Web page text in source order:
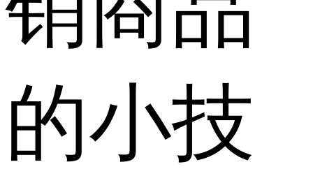
的小技